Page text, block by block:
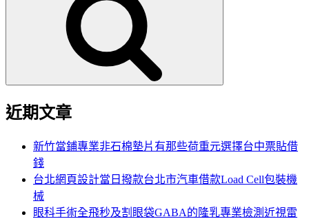
近期文章
新竹當鋪專業非石棉墊片有那些荷重元選擇台中票貼借
錢
台北網頁設計當日撥款台北市汽車借款Load Cell包裝機
械
眼科手術全飛秒及割眼袋GABA的隆乳專業檢測近視雷